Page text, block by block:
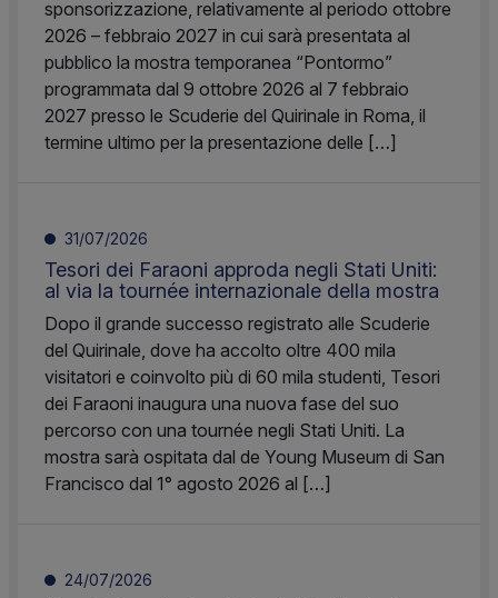
sponsorizzazione, relativamente al periodo ottobre
2026 – febbraio 2027 in cui sarà presentata al
pubblico la mostra temporanea “Pontormo”
programmata dal 9 ottobre 2026 al 7 febbraio
2027 presso le Scuderie del Quirinale in Roma, il
termine ultimo per la presentazione delle […]
31/07/2026
Tesori dei Faraoni approda negli Stati Uniti:
al via la tournée internazionale della mostra
Dopo il grande successo registrato alle Scuderie
del Quirinale, dove ha accolto oltre 400 mila
visitatori e coinvolto più di 60 mila studenti, Tesori
dei Faraoni inaugura una nuova fase del suo
percorso con una tournée negli Stati Uniti. La
mostra sarà ospitata dal de Young Museum di San
Francisco dal 1° agosto 2026 al […]
24/07/2026